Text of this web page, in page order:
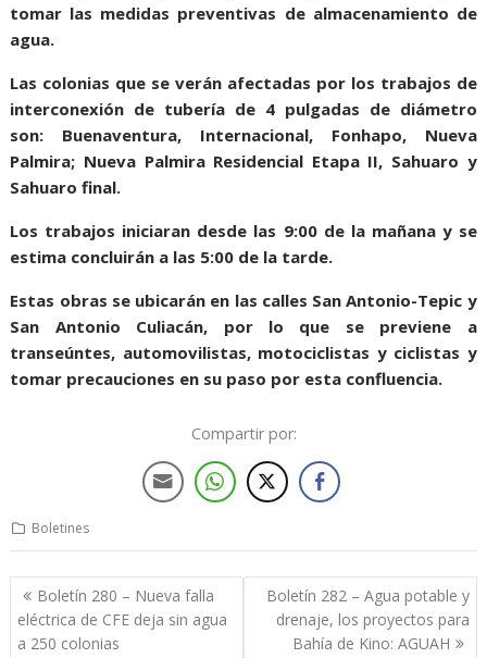
tomar las medidas preventivas de almacenamiento de
agua.
Las colonias que se verán afectadas por los trabajos de
interconexión de tubería de 4 pulgadas de diámetro
son: Buenaventura, Internacional, Fonhapo, Nueva
Palmira; Nueva Palmira Residencial Etapa II, Sahuaro y
Sahuaro final.
Los trabajos iniciaran desde las 9:00 de la mañana y se
estima concluirán a las 5:00 de la tarde.
Estas obras se ubicarán en las calles San Antonio-Tepic y
San Antonio Culiacán, por lo que se previene a
transeúntes, automovilistas, motociclistas y ciclistas y
tomar precauciones en su paso por esta confluencia.
Compartir por:
Boletines
Boletín 280 – Nueva falla
eléctrica de CFE deja sin agua
a 250 colonias
Boletín 282 – Agua potable y
drenaje, los proyectos para
Bahía de Kino: AGUAH